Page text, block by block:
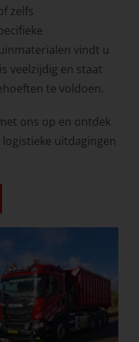
zelfs
vindt u
veelzijdig en staat
te voldoen.
ons op en ontdek
uitdagingen